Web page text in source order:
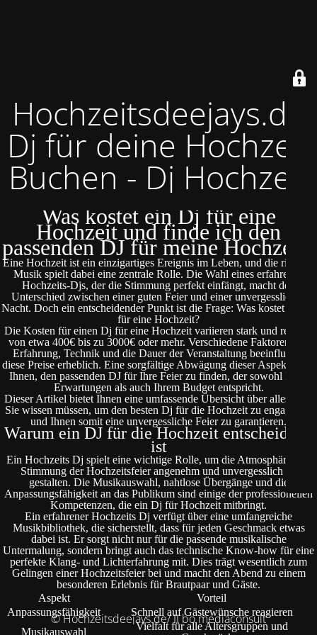
Hochzeitsdeejays.de
Dj für deine Hochzeit
Buchen - Dj Hochzeit
Was kostet ein Dj für eine
Hochzeit und finde ich den
passenden DJ für meine Hochzeit?
Eine Hochzeit ist ein einzigartiges Ereignis im Leben, und die richtige
Musik spielt dabei eine zentrale Rolle. Die Wahl eines erfahrenen
Hochzeits-Djs, der die Stimmung perfekt einfängt, macht den
Unterschied zwischen einer guten Feier und einer unvergesslichen
Nacht. Doch ein entscheidender Punkt ist die Frage: Was kostet ein DJ
für eine Hochzeit?
Die Kosten für einen Dj für eine Hochzeit variieren stark und reichen
von etwa 400€ bis zu 3000€ oder mehr. Verschiedene Faktoren wie
Erfahrung, Technik und die Dauer der Veranstaltung beeinflussen
diese Preise erheblich. Eine sorgfältige Abwägung dieser Aspekte hilft
Ihnen, den passenden DJ für Ihre Feier zu finden, der sowohl Ihren
Erwartungen als auch Ihrem Budget entspricht.
Dieser Artikel bietet Ihnen eine umfassende Übersicht über alles, was
Sie wissen müssen, um den besten Dj für die Hochzeit zu engagieren
und Ihnen somit eine unvergessliche Feier zu garantieren.
Warum ein DJ für die Hochzeit entscheidend
ist
Ein Hochzeits Dj spielt eine wichtige Rolle, um die Atmosphäre und
Stimmung der Hochzeitsfeier angenehm und unvergesslich zu
gestalten. Die Musikauswahl, nahtlose Übergänge und die
Anpassungsfähigkeit an das Publikum sind einige der professionellen
Kompetenzen, die ein Dj für Hochzeit mitbringt.
Ein erfahrener Hochzeits Dj verfügt über eine umfangreiche
Musikbibliothek, die sicherstellt, dass für jeden Geschmack etwas
dabei ist. Er sorgt nicht nur für die passende musikalische
Untermalung, sondern bringt auch das technische Know-how für eine
perfekte Klang- und Lichterfahrung mit. Dies trägt wesentlich zum
Gelingen einer Hochzeitsfeier bei und macht den Abend zu einem
besonderen Erlebnis für Brautpaar und Gäste.
Aspekt
Vorteil
Anpassungsfähigkeit
Schnell auf Gästewünsche reagieren
Musikauswahl
Vielfalt für alle Altersgruppen und
© Hochzeitsdeejays.de/ II bo mediaconsult